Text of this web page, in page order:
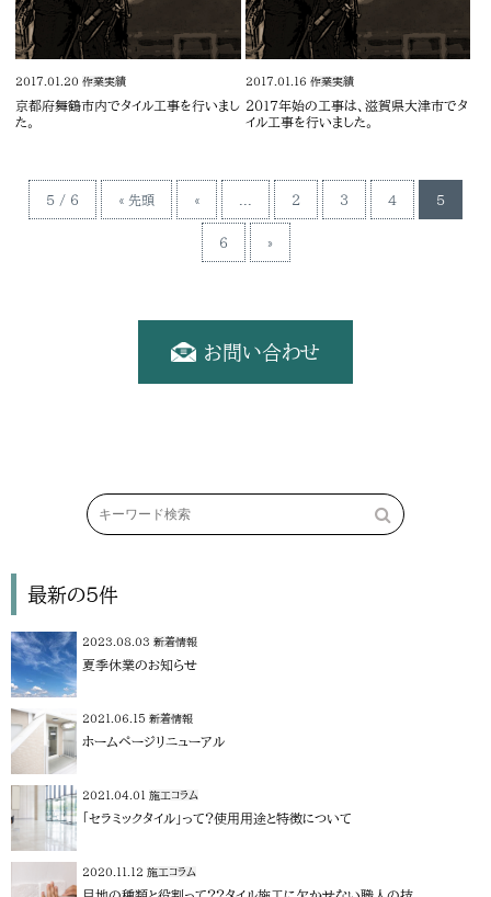
2017.01.20作業実績
京都府舞鶴市内でタイル工事を行いまし
た。
2017.01.16 作業実績
2017年始の工事は、滋賀県大津市でタ
イル工事を行いました。
5 / 6 « 先頭 « 2 3 4 5
6 »
お問い合わせ
最新の5件
2023.08.03 新着情報
夏季休業のお知らせ
2021.06.15 新着情報
ホームページリニューアル
2021.04.01 施工コラム
「セラミックタイル」って?使用用途と特徴について
2020.11.12 施工コラム